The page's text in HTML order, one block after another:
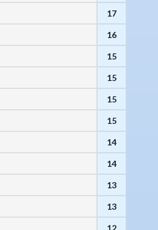
17
16
15
15
15
15
14
14
13
13
12